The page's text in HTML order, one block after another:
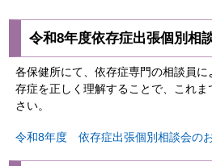
令和8年度依存症出張個別相
各保健所にて、依存症専門の相談員
存症を正しく理解することで、これ
さい。
令和8年度 依存症出張個別相談会の